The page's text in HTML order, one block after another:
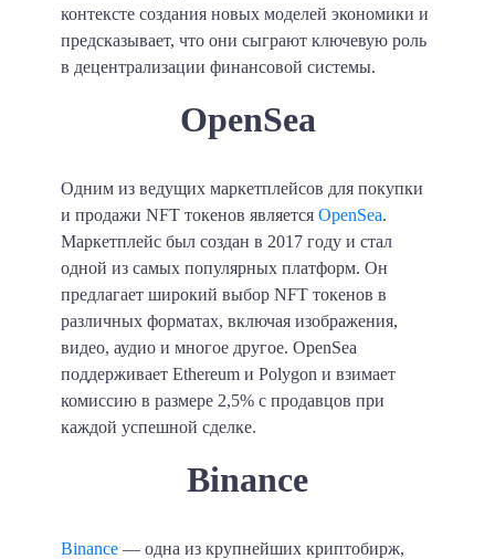
контексте создания новых моделей экономики и
предсказывает, что они сыграют ключевую роль
в децентрализации финансовой системы.
OpenSea
Одним из ведущих маркетплейсов для покупки
и продажи NFT токенов является OpenSea.
Маркетплейс был создан в 2017 году и стал
одной из самых популярных платформ. Он
предлагает широкий выбор NFT токенов в
различных форматах, включая изображения,
видео, аудио и многое другое. OpenSea
поддерживает Ethereum и Polygon и взимает
комиссию в размере 2,5% с продавцов при
каждой успешной сделке.
Binance
Binance — одна из крупнейших криптобирж,